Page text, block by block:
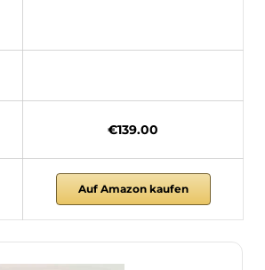
€139.00
Auf Amazon kaufen